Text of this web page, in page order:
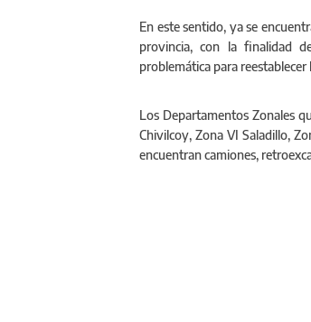
En este sentido, ya se
provincia, con la finalidad
problemática para
Los Departamentos Zonales
Chivilcoy, Zona VI Saladillo,
encuentran camiones,